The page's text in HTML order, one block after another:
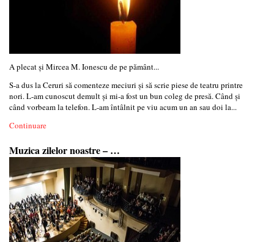
A plecat și Mircea M. Ionescu de pe pământ...
S-a dus la Ceruri să comenteze meciuri și să scrie piese de teatru printre
nori. L-am cunoscut demult și mi-a fost un bun coleg de presă. Când și
când vorbeam la telefon. L-am întâlnit pe viu acum un an sau doi la...
Continuare
Muzica zilelor noastre – …